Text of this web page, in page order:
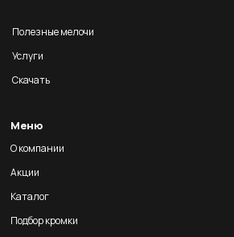
Полезные мелочи
Услуги
Скачать
Меню
О компании
Акции
Каталог
Подбор кромки